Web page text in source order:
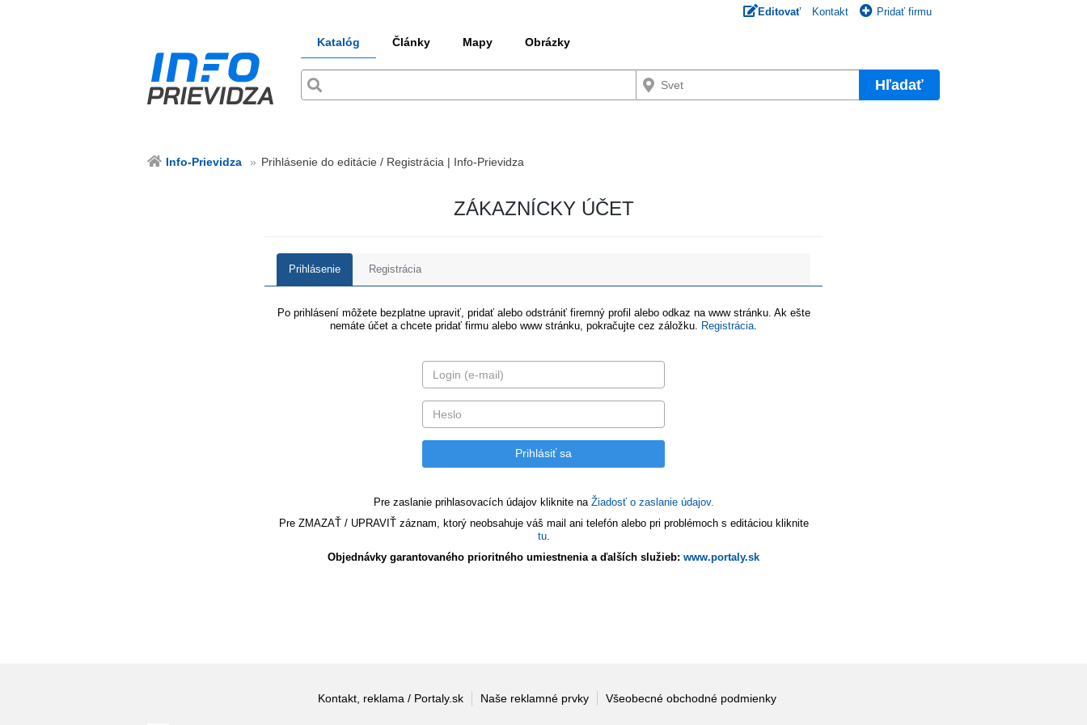
Editovať Kontakt Pridať firmu
Katalóg Články Mapy Obrázky
Hľadať
Info-Prievidza Prihlásenie do editácie / Registrácia | Info-Prievidza
ZÁKAZNÍCKY ÚČET
Prihlásenie Registrácia
Po prihlásení môžete bezplatne upraviť, pridať alebo odstrániť firemný profil alebo odkaz na www stránku. Ak ešte
nemáte účet a chcete pridať firmu alebo www stránku, pokračujte cez záložku.
Registrácia
Pre zaslanie prihlasovacích údajov kliknite na Žiadosť o zaslanie údajov.
Pre ZMAZAŤ / UPRAVIŤ záznam, ktorý neobsahuje váš mail ani telefón alebo pri problémoch s editáciou kliknite
tu.
Objednávky garantovaného prioritného umiestnenia a ďalších služieb: www.portaly.sk
Kontakt, reklama / Portaly.sk Naše reklamné prvky Všeobecné obchodné podmienky